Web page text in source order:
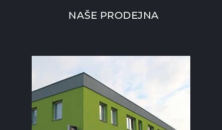
NAŠE PRODEJNA